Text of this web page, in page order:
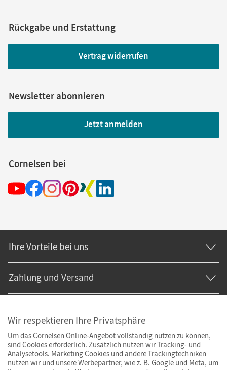
Rückgabe und Erstattung
Vertrag widerrufen
Newsletter abonnieren
Jetzt anmelden
Cornelsen bei
Ihre Vorteile bei uns
Zahlung und Versand
Wir respektieren Ihre Privatsphäre
Um das Cornelsen Online-Angebot vollständig nutzen zu können,
sind Cookies erforderlich. Zusätzlich nutzen wir Tracking- und
Analysetools. Marketing Cookies und andere Trackingtechniken
nutzen wir und unsere Werbepartner, wie z. B. Google und Meta, um